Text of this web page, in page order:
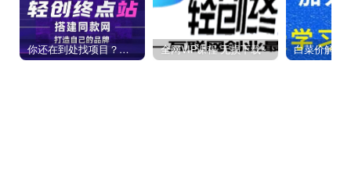
你还在到处找项目？还在当韭菜？我靠卖项目一个月收入5万+，曾经我也是个失败者。 全网VIP课程 无损下载~